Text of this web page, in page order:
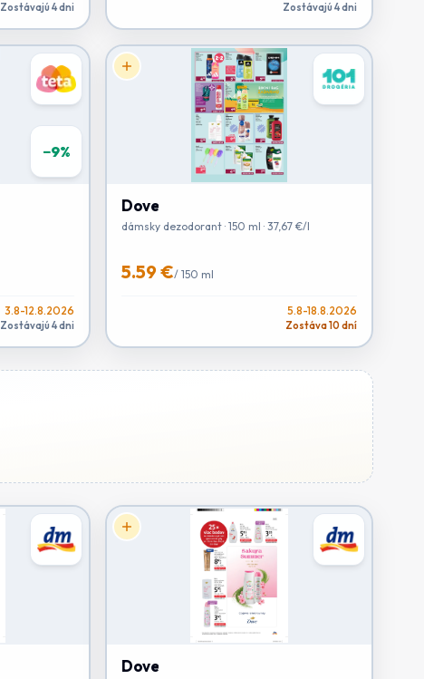
Zostávajú 4 dni Zostávajú 4 dni
−9%
3.8-12.8.2026
Zostávajú 4 dni
Dove
dámsky dezodorant · 150 ml · 37,67 €/l
5.59 €/ 150 ml
5.8-18.8.2026
Zostáva 10 dní
Dove